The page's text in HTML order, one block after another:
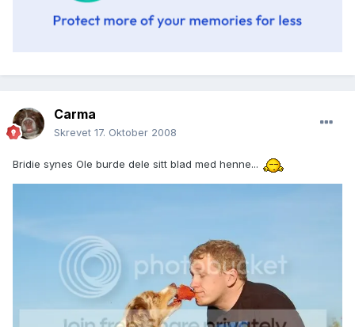
Carma
Skrevet 17. Oktober 2008
Bridie synes Ole burde dele sitt blad med henne...